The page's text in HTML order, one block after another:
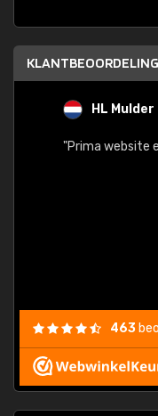
HL
"Prima website
463